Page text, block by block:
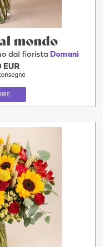
mondo
dal fiorista Domani
EUR